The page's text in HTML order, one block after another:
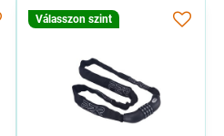
Válasszon szint